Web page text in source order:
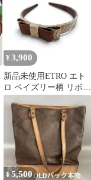
¥ 3,900
新品未使用ETRO エト
ロ ペイズリー柄 リボン
カチューシャ ブラウン
軽量
¥5,500